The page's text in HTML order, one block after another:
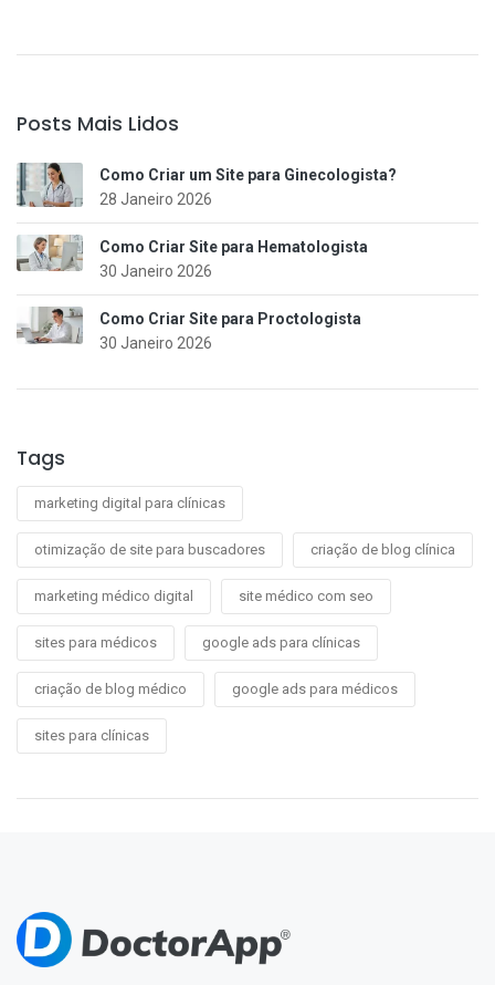
Posts Mais Lidos
Como Criar um Site para Ginecologista?
28 Janeiro 2026
Como Criar Site para Hematologista
30 Janeiro 2026
Como Criar Site para Proctologista
30 Janeiro 2026
Tags
marketing digital para clínicas
otimização de site para buscadores criação de blog clínica
marketing médico digital site médico com seo
sites para médicos google ads para clínicas
criação de blog médico google ads para médicos
sites para clínicas